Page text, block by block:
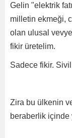
Gelin "elektrik
milletin ekmeği,
olan ulusal
fikir üretelim.
Sadece fikir.
Zira bu ülkenin
beraberlik içinde